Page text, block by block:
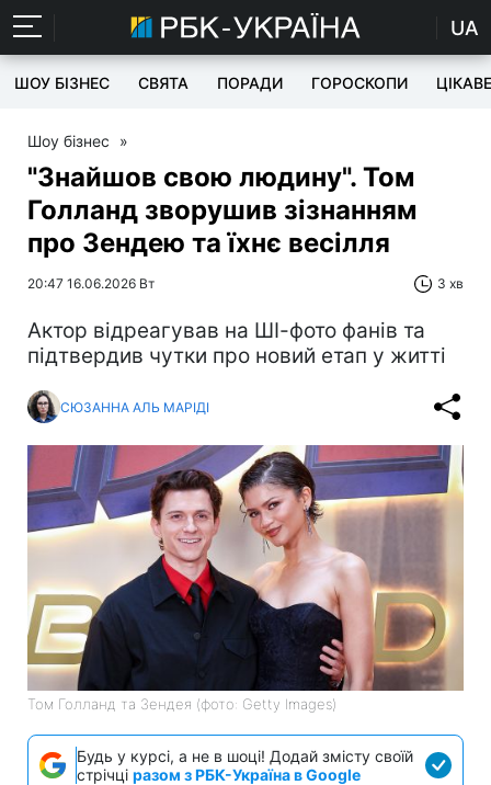
UA
ШОУ БІЗНЕС СВЯТА ПОРАДИ ГОРОСКОПИ ЦІКАВЕ
Шоу бізнес »
"Знайшов свою людину". Том
Голланд зворушив зізнанням
про Зендею та їхнє весілля
20:47 16.06.2026 Вт 3 хв
Актор відреагував на ШІ-фото фанів та
підтвердив чутки про новий етап у житті
СЮЗАННА АЛЬ МАРІДІ
Том Голланд та Зендея (фото: Getty Images)
Будь у курсі, а не в шоці! Додай змісту своїй
стрічці разом з РБК-Україна в Google